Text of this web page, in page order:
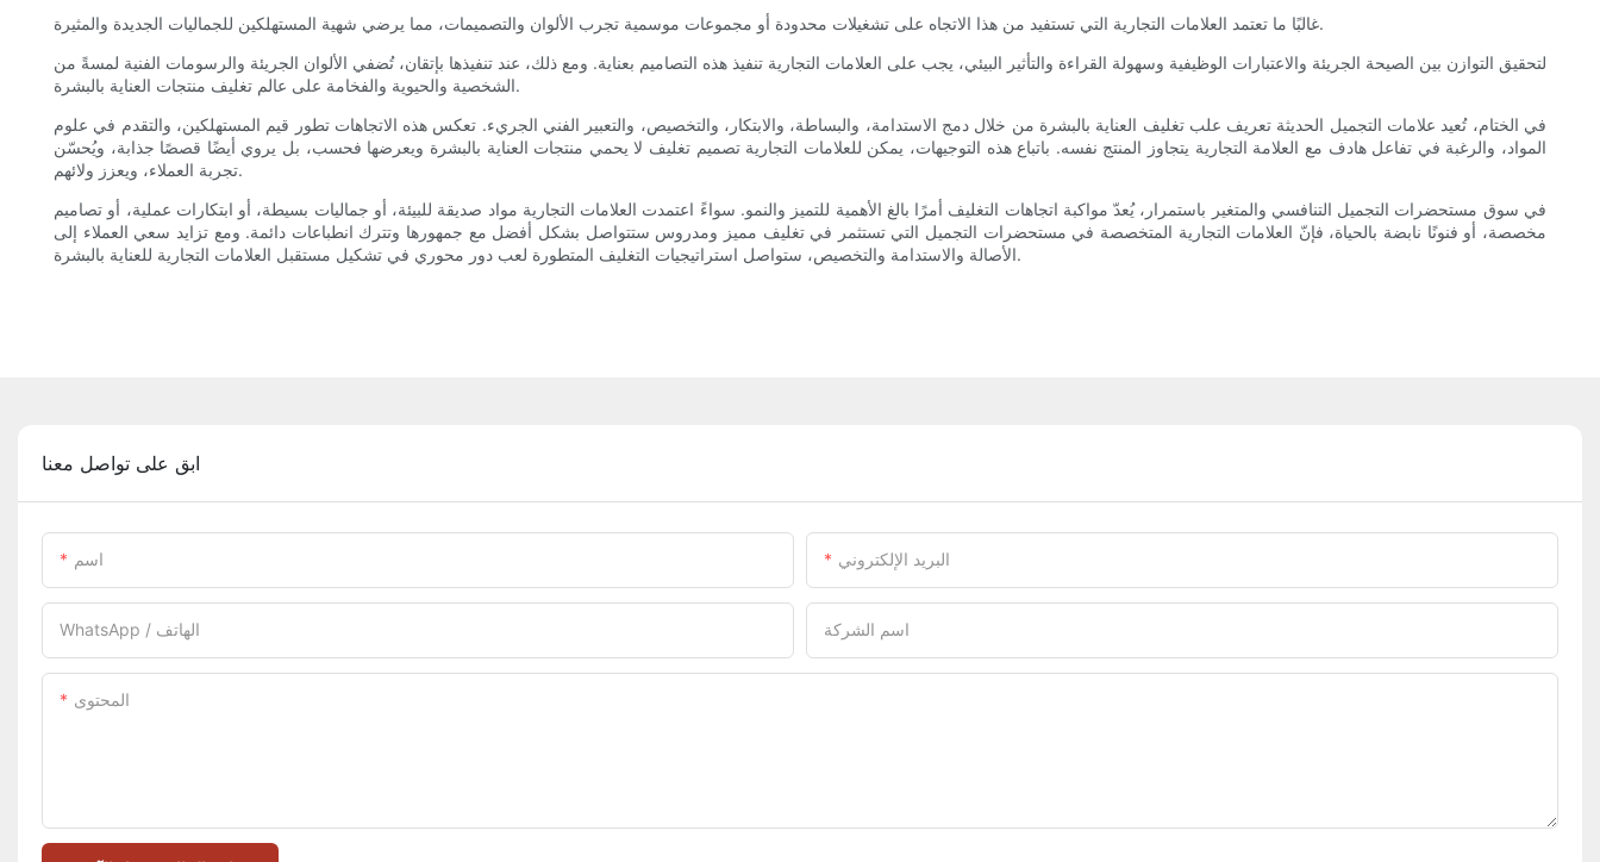
غالبًا ما تعتمد العلامات التجارية التي تستفيد من هذا الاتجاه على تشغيلات محدودة أو مجموعات موسمية تجرب الألوان والتصميمات، مما يرضي شهية المستهلكين للجماليات الجديدة والمثيرة.
لتحقيق التوازن بين الصيحة الجريئة والاعتبارات الوظيفية وسهولة القراءة والتأثير البيئي، يجب على العلامات التجارية تنفيذ هذه التصاميم بعناية. ومع ذلك، عند تنفيذها بإتقان، تُضفي الألوان الجريئة والرسومات الفنية لمسةً من
الشخصية والحيوية والفخامة على عالم تغليف منتجات العناية بالبشرة.
في الختام، تُعيد علامات التجميل الحديثة تعريف علب تغليف العناية بالبشرة من خلال دمج الاستدامة، والبساطة، والابتكار، والتخصيص، والتعبير الفني الجريء. تعكس هذه الاتجاهات تطور قيم المستهلكين، والتقدم في علوم
المواد، والرغبة في تفاعل هادف مع العلامة التجارية يتجاوز المنتج نفسه. باتباع هذه التوجيهات، يمكن للعلامات التجارية تصميم تغليف لا يحمي منتجات العناية بالبشرة ويعرضها فحسب، بل يروي أيضًا قصصًا جذابة، ويُحسّن
تجربة العملاء، ويعزز ولائهم.
في سوق مستحضرات التجميل التنافسي والمتغير باستمرار، يُعدّ مواكبة اتجاهات التغليف أمرًا بالغ الأهمية للتميز والنمو. سواءً اعتمدت العلامات التجارية مواد صديقة للبيئة، أو جماليات بسيطة، أو ابتكارات عملية، أو تصاميم
مخصصة، أو فنونًا نابضة بالحياة، فإنّ العلامات التجارية المتخصصة في مستحضرات التجميل التي تستثمر في تغليف مميز ومدروس ستتواصل بشكل أفضل مع جمهورها وتترك انطباعات دائمة. ومع تزايد سعي العملاء إلى
الأصالة والاستدامة والتخصيص، ستواصل استراتيجيات التغليف المتطورة لعب دور محوري في تشكيل مستقبل العلامات التجارية للعناية بالبشرة.
ابق على تواصل معنا
اسم البريد الإلكتروني
WhatsApp / الهاتف اسم الشركة
المحتوى